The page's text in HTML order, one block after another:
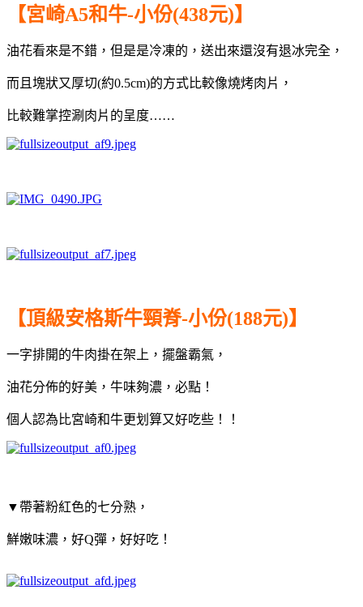
【宮崎A5和牛-小份(438元)】
油花看來是不錯，但是是冷凍的，送出來還沒有退冰完全，
而且塊狀又厚切(約0.5cm)的方式比較像燒烤肉片，
比較難掌控涮肉片的呈度……
【頂級安格斯牛頸脊-小份(188元)】
一字排開的牛肉掛在架上，擺盤霸氣，
油花分佈的好美，牛味夠濃，必點！
個人認為比宮崎和牛更划算又好吃些！！
▼帶著粉紅色的七分熟，
鮮嫩味濃，好Q彈，好好吃！